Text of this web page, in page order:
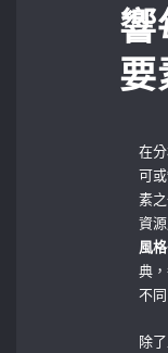
響
要
在
可
素
資
風格
典
不
除